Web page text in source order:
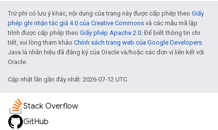
Trừ phi có lưu ý khác, nội dung của trang này được cấp phép theo Giấy
phép ghi nhận tác giả 4.0 của Creative Commons và các mẫu mã lập
trình được cấp phép theo Giấy phép Apache 2.0. Để biết thông tin chi
tiết, vui lòng tham khảo Chính sách trang web của Google Developers.
Java là nhãn hiệu đã đăng ký của Oracle và/hoặc các đơn vị liên kết với
Oracle.
Cập nhật lần gần đây nhất: 2026-07-12 UTC.
Stack Overflow
GitHub